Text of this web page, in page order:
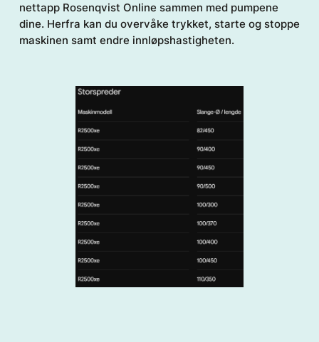
nettapp Rosenqvist Online sammen med pumpene
dine. Herfra kan du overvåke trykket, starte og stoppe
maskinen samt endre innløpshastigheten.